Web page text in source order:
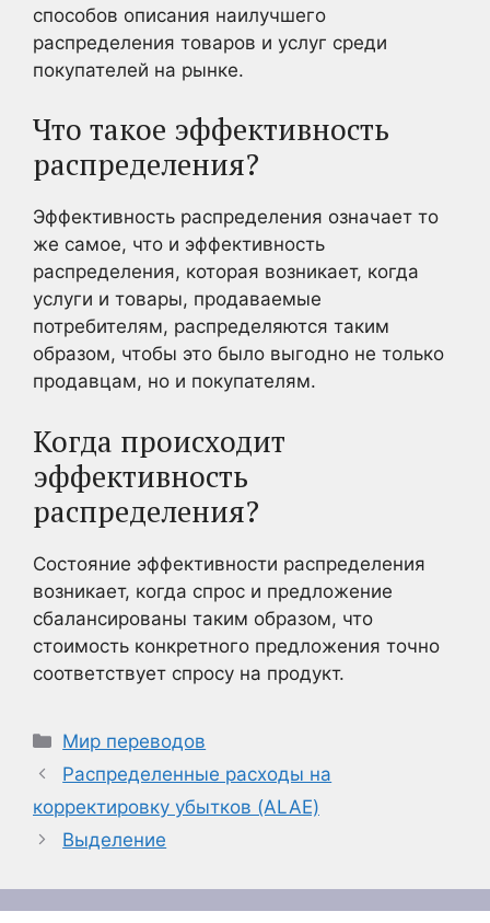
способов описания наилучшего
распределения товаров и услуг среди
покупателей на рынке.
Что такое эффективность
распределения?
Эффективность распределения означает то
же самое, что и эффективность
распределения, которая возникает, когда
услуги и товары, продаваемые
потребителям, распределяются таким
образом, чтобы это было выгодно не только
продавцам, но и покупателям.
Когда происходит
эффективность
распределения?
Состояние эффективности распределения
возникает, когда спрос и предложение
сбалансированы таким образом, что
стоимость конкретного предложения точно
соответствует спросу на продукт.
Рубрики
Мир переводов
Распределенные расходы на
корректировку убытков (ALAE)
Выделение